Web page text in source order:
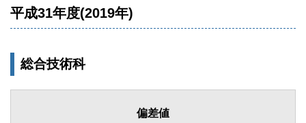
平成31年度(2019年)
総合技術科
偏差値